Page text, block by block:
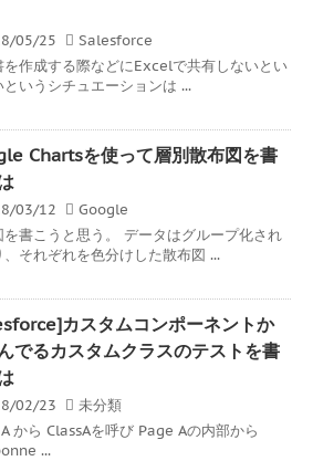
05/25
Salesforce
を作成する際などにExcelで共有しないとい
というシチュエーションは ...
Chartsを使って層別散布図を書
03/12
Google
を書こうと思う。 データはグループ化され
、それぞれを色分けした散布図 ...
カスタムコンポーネントか
でるカスタムクラスのテストを書
02/23
未分類
から ClassAを呼び Page Aの内部から
...